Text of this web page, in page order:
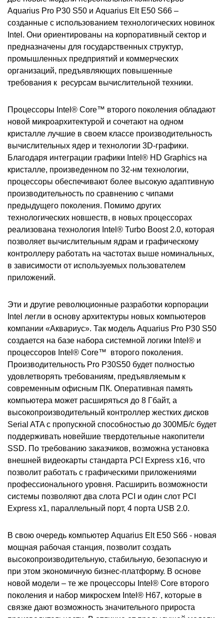
Aquarius Pro P30 S50 и Aquarius Elt E50 S66 –
созданные с использованием технологических новинок
Intel . Они ориентированы на корпоративный сектор и
предназначены для государственных структур,
промышленных предприятий и коммерческих
организаций, предъявляющих повышенные
требования к ресурсам вычислительной техники.
Процессоры Intel® Core™ второго поколения обладают
новой микроархитектурой и сочетают на одном
кристалле лучшие в своем классе производительность
вычислительных ядер и технологии 3D-графики.
Благодаря интеграции графики Intel® HD Graphics на
кристалле, произведенном по 32-нм технологии,
процессоры обеспечивают более высокую адаптивную
производительность по сравнению с чипами
предыдущего поколения. Помимо других
технологических новшеств, в новых процессорах
реализована технология Intel® Turbo Boost 2.0, которая
позволяет вычислительным ядрам и графическому
контроллеру работать на частотах выше номинальных,
в зависимости от используемых пользователем
приложений.
Эти и другие революционные разработки корпорации
Intel легли в основу архитектуры новых компьютеров
компании «Аквариус». Так модель Aquarius Pro P30 S50
создается на базе набора системной логики Intel® и
процессоров Intel® Core™ второго поколения.
Производительность Pro P30S50 будет полностью
удовлетворять требованиям, предъявляемым к
современным офисным ПК. Оперативная память
компьютера может расширяться до 8 Гбайт, а
высокопроизводительный контроллер жестких дисков
Serial ATA с пропускной способностью до 300МБ/с будет
поддерживать новейшие твердотельные накопители
SSD. По требованию заказчиков, возможна установка
внешней видеокарты стандарта PCI Express x16, что
позволит работать с графическими приложениями
профессионального уровня. Расширить возможности
системы позволяют два слота PCI и один слот PCI
Express x1, параллельный порт, 4 порта USB 2.0.
В свою очередь компьютер Aquarius Elt E50 S66 - новая
мощная рабочая станция, позволит создать
высокопроизводительную, стабильную, безопасную и
при этом экономичную бизнес-платформу. В основе
новой модели – те же процессоры Intel® Core второго
поколения и набор микросхем Intel® H67, которые в
связке дают возможность значительного прироста